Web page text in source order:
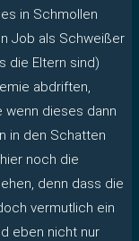
in Schmollen
Job als Schweißer
die Eltern sind)
abdriften,
wenn dieses dann
in den Schatten
noch die
denn dass die
vermutlich ein
eben nicht nur